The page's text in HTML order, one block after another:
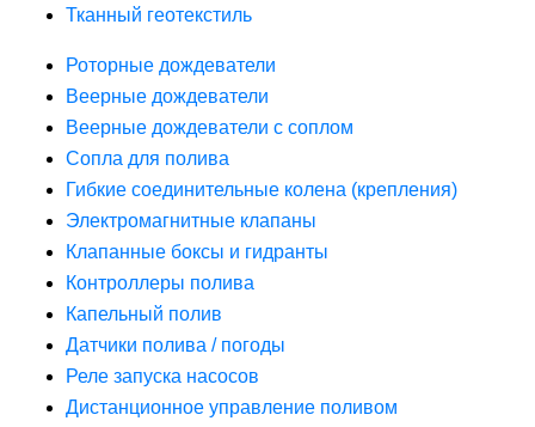
Тканный геотекстиль
Роторные дождеватели
Веерные дождеватели
Веерные дождеватели с соплом
Сопла для полива
Гибкие соединительные колена (крепления)
Электромагнитные клапаны
Клапанные боксы и гидранты
Контроллеры полива
Капельный полив
Датчики полива / погоды
Реле запуска насосов
Дистанционное управление поливом